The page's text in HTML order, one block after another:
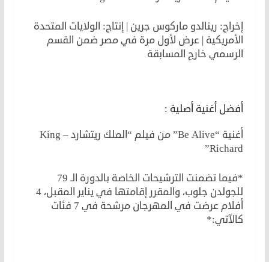
إخراج: رينالدو ماركوس جرين | إنتاج: الولايات المتحدة
الأمريكية | عرض لأول مرة في مصر ضمن القسم
الرسمي خارج المسابقة
أفضل أغنية أصلية :
أغنية “Be Alive” من فيلم “الملك ريتشارد – King
Richard”
*فيما تضمنت الترشيحات الخاصة بالدورة الـ 79
للجولدن جلوب، والمقرر إقامتها في يناير المقبل، 4
أفلام عرضت في المهرجان مرشحة في 7 فئات
كالآتي:*